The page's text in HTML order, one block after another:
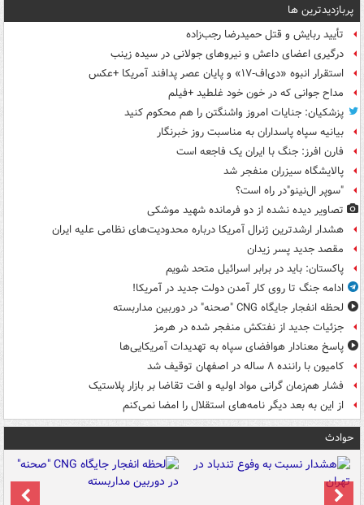
پربازدیدترین ها
تأیید ربایش و قتل حمیدرضا رجب‌زاده
درگیری اعضای داعش و نیروهای جولانی در سیده زینب
استقرار انبوه «دی‌اف‑۱۷» و پایان عصر پدافند آمریکا +عکس
مداح جوانی که در خون خود غلطید +فیلم
پزشکیان: جنایات امروز واشنگتن را هم محکوم کنید
بیانیه سپاه پاسداران به مناسبت روز خبرنگار
فارن افرز: جنگ با ایران یک فاجعه است
پالایشگاه سیزران منفجر شد
"سوپر ال‌نینو"در راه است؟
تصاویر دیده‌ نشده از دو فرمانده شهید موشکی
هشدار ارشدترین ژنرال آمریکا درباره محدودیت‌های نظامی علیه ایران
مقصد جدید پسر زیدان
پاکستان: باید در برابر اسرائیل متحد شویم
ادامه جنگ تا روی کار آمدن دولت جدید در آمریکا!
لحظه انفجار جایگاه CNG "صحنه" در دوربین مداربسته
جزئیات جدید از نفتکش منفجر شده در هرمز
پاسخ معنادار هوافضای سپاه به تهدیدات آمریکایی‌ها
کامیون با راننده ۸ ساله در اصفهان توقیف شد
فشار هم‌زمان گرانی مواد اولیه و افت تقاضا بر بازار پلاستیک
از این به بعد دیگر نامه‌های استقلال را امضا نمی‌کنم
حوادث